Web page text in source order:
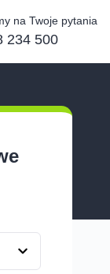
na Twoje pytania
234 500